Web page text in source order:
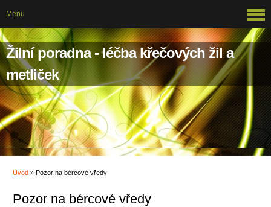
Žilní poradna - léčba křečových žil a
metliček
Úvod » Pozor na bércové vředy
Pozor na bércové vředy
Menu